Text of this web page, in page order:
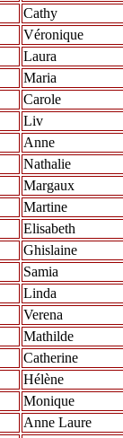
Cathy
Véronique
Laura
Maria
Carole
Liv
Anne
Nathalie
Margaux
Martine
Elisabeth
Ghislaine
Samia
Linda
Verena
Mathilde
Catherine
Hélène
Monique
Anne Laure